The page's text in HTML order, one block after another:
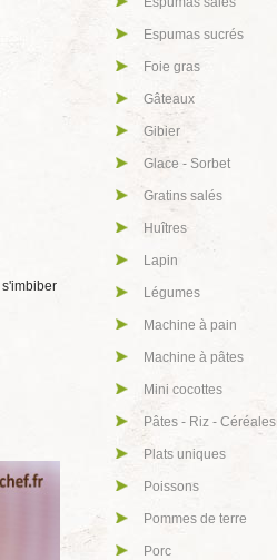
Espumas sucrés
Foie gras
Gâteaux
Gibier
Glace - Sorbet
Gratins salés
Huîtres
Lapin
Légumes
Machine à pain
Machine à pâtes
Mini cocottes
Pâtes - Riz - Céréales
Plats uniques
Poissons
Pommes de terre
Porc